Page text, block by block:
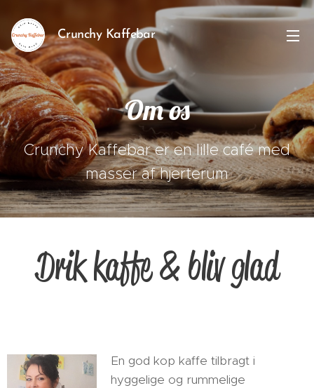
Crunchy Kaffebar
Om os
Crunchy Kaffebar er en lille café med
masser af hjerterum
Drik kaffe & bliv glad
En god kop kaffe tilbragt i
hyggelige og rummelige